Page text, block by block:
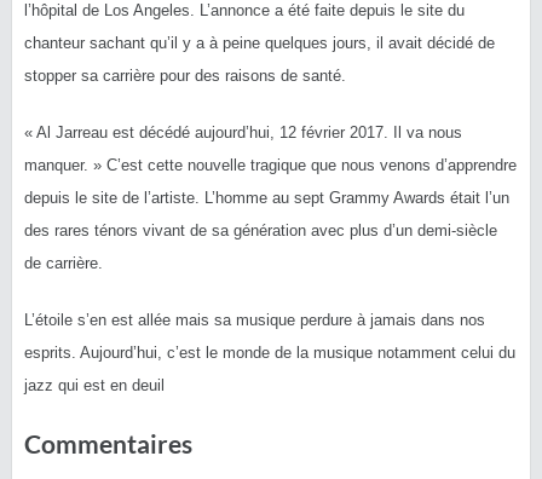
l’hôpital de Los Angeles. L’annonce a été faite depuis le site du
chanteur sachant qu’il y a à peine quelques jours, il avait décidé de
stopper sa carrière pour des raisons de santé.
« Al Jarreau est décédé aujourd’hui, 12 février 2017. Il va nous
manquer. » C’est cette nouvelle tragique que nous venons d’apprendre
depuis le site de l’artiste. L’homme au sept Grammy Awards était l’un
des rares ténors vivant de sa génération avec plus d’un demi-siècle
de carrière.
L’étoile s’en est allée mais sa musique perdure à jamais dans nos
esprits. Aujourd’hui, c’est le monde de la musique notamment celui du
jazz qui est en deuil
Commentaires